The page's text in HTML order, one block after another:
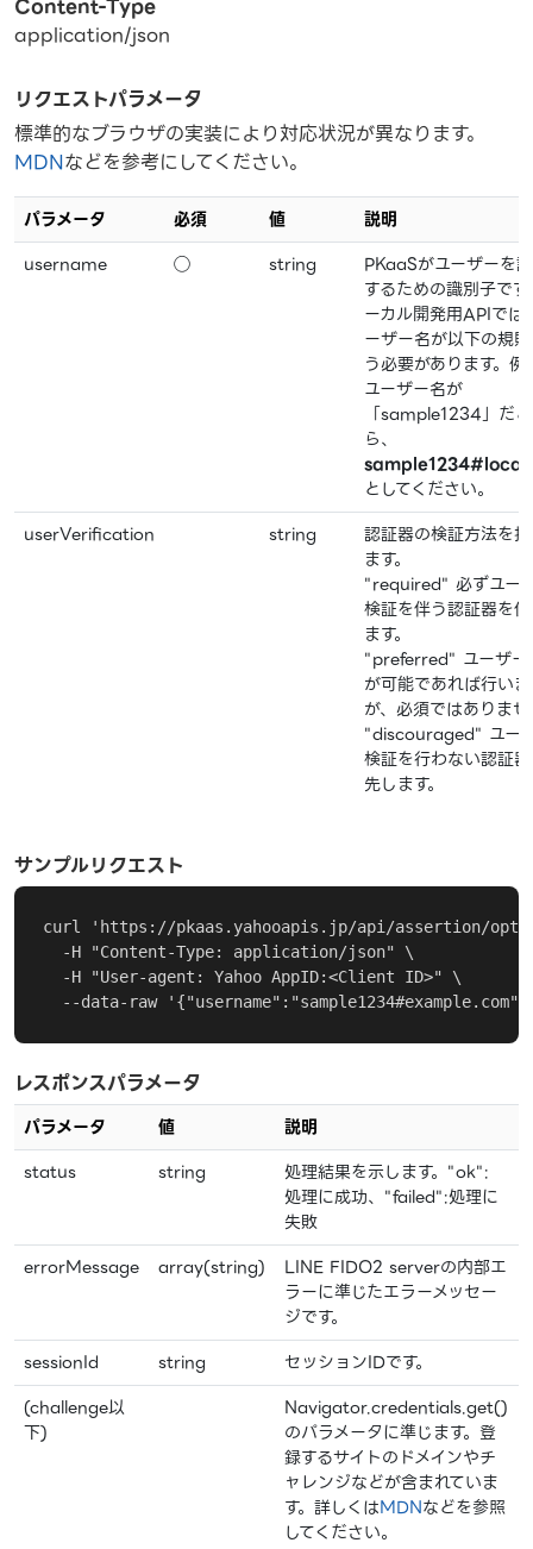
Content-Type
application/json
リクエストパラメータ
標準的なブラウザの実装により対応状況が異なります。
MDNなどを参考にしてください。
パラメータ 必須 値
説明
username
◯ string
PKaaSがユーザーを
するための識別子です
ーカル開発用APIでは
ーザー名が以下の規
う必要があります。例
ユーザー名が
「sample1234」だ
ら、
としてください。
userVerification
string
認証器の検証方法を
ます。
"required" 必ずユー
検証を伴う認証器を
ます。
"preferred" ユーザー
が可能であれば行い
が、必須ではありま
"discouraged" ユー
検証を行わない認証
先します。
サンプルリクエスト
curl 'https://pkaas.yahooapis.jp/api/assertion/
  -H "Content-Type: application/json" \
  -H "User-agent: Yahoo AppID:<Client ID>" \
--data-raw
レスポンスパラメータ
パラメータ 値
説明
status
string
処理結果を示します。"ok":
処理に成功、"failed":処理に
失敗
errorMessage
array(string)
LINE FIDO2 serverの内部エ
ラーに準じたエラーメッセー
ジです。
sessionId
string
セッションIDです。
(challenge以
下)
Navigator.credentials.get()
のパラメータに準じます。登
録するサイトのドメインやチ
ャレンジなどが含まれていま
す。詳しくはMDNなどを参照
してください。